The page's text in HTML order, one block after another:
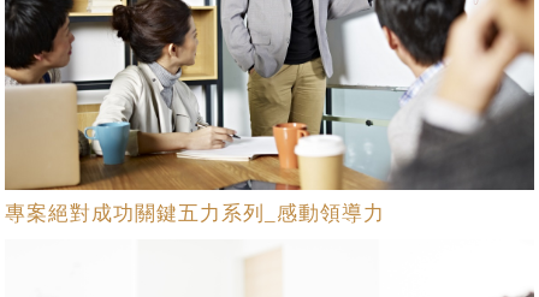
專案絕對成功關鍵五力系列_感動領導力